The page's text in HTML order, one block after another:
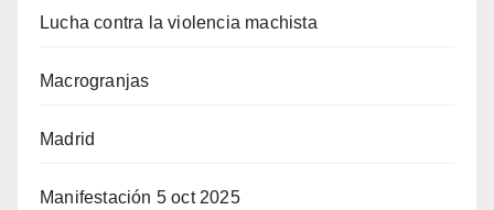
Lucha contra la violencia machista
Macrogranjas
Madrid
Manifestación 5 oct 2025